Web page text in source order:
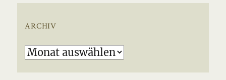
ARCHIV
Archiv